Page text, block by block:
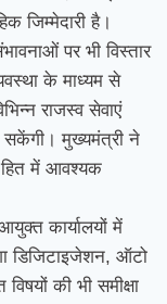
जिम्मेदारी है।
पर भी विस्तार
के माध्यम से
राजस्व सेवाएं
सकेंगी। मुख्यमंत्री ने
हित में आवश्यक
कार्यालयों में
डिजिटाइजेशन, ऑटो
की भी समीक्षा